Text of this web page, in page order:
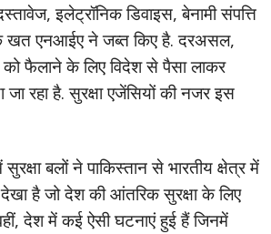
इलेट्रॉनिक डिवाइस, बेनामी संपत्ति
खत एनआईए ने जब्त किए है. दरअसल,
फैलाने के लिए विदेश से पैसा लाकर
रहा है. सुरक्षा एजेंसियों की नजर इस
बलों ने पाकिस्तान से भारतीय क्षेत्र में
है जो देश की आंतरिक सुरक्षा के लिए
देश में कई ऐसी घटनाएं हुई हैं जिनमें